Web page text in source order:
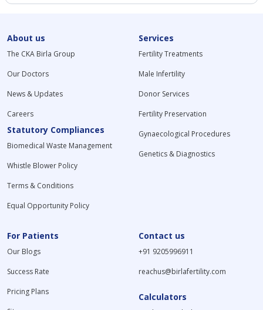
About us
The CKA Birla Group
Our Doctors
News & Updates
Careers
Statutory Compliances
Biomedical Waste Management
Whistle Blower Policy
Terms & Conditions
Equal Opportunity Policy
Services
Fertility Treatments
Male Infertility
Donor Services
Fertility Preservation
Gynaecological Procedures
Genetics & Diagnostics
For Patients
Our Blogs
Success Rate
Pricing Plans
Contact us
+91 9205996911
reachus@birlafertility.com
Calculators